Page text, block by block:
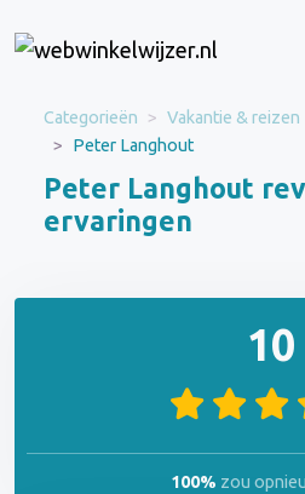
Categorieën Vakantie & reizen
Peter Langhout
Peter Langhout
ervaringen
10
100% zou